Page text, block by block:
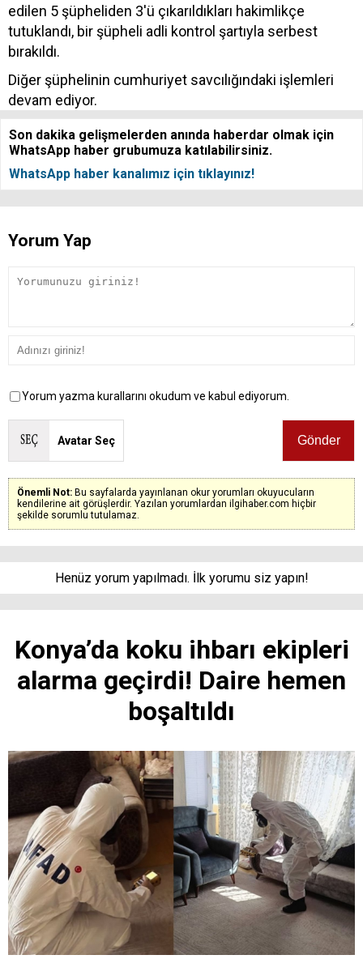
edilen 5 şüpheliden 3'ü çıkarıldıkları hakimlikçe
tutuklandı, bir şüpheli adli kontrol şartıyla serbest
bırakıldı.
Diğer şüphelinin cumhuriyet savcılığındaki işlemleri
devam ediyor.
Son dakika gelişmelerden anında haberdar olmak için
WhatsApp haber grubumuza katılabilirsiniz.
WhatsApp haber kanalımız için tıklayınız!
Yorum Yap
Yorum yazma kurallarını okudum ve kabul ediyorum.
Avatar Seç
Önemli Not: Bu sayfalarda yayınlanan okur yorumları okuyucuların
kendilerine ait görüşlerdir. Yazılan yorumlardan ilgihaber.com hiçbir
şekilde sorumlu tutulamaz.
Henüz yorum yapılmadı. İlk yorumu siz yapın!
Konya’da koku ihbarı ekipleri
alarma geçirdi! Daire hemen
boşaltıldı